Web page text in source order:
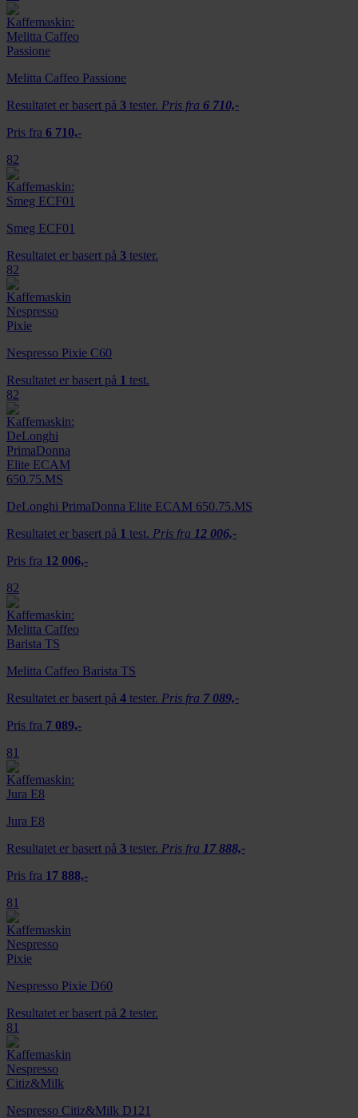
Melitta Caffeo Passione
Resultatet er basert på 3 tester. Pris fra 6 710,-
Pris fra 6 710,-
82
Smeg ECF01
Resultatet er basert på 3 tester.
82
Nespresso Pixie C60
Resultatet er basert på 1 test.
82
DeLonghi PrimaDonna Elite ECAM 650.75.MS
Resultatet er basert på 1 test. Pris fra 12 006,-
Pris fra 12 006,-
82
Melitta Caffeo Barista TS
Resultatet er basert på 4 tester. Pris fra 7 089,-
Pris fra 7 089,-
81
Jura E8
Resultatet er basert på 3 tester. Pris fra 17 888,-
Pris fra 17 888,-
81
Nespresso Pixie D60
Resultatet er basert på 2 tester.
81
Nespresso Citiz&Milk D121